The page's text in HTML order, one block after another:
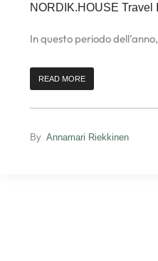
NORDIK.HOUSE
In questo periodo
READ MORE
By Annamari Riekkinen